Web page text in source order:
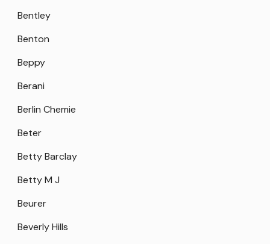
Bentley
Benton
Beppy
Berani
Berlin Chemie
Beter
Betty Barclay
Betty M J
Beurer
Beverly Hills